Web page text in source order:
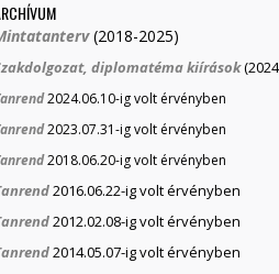
(2018-2025)
diplomatéma kiírások
2024.06.10-ig volt érvényben
2023.07.31-ig volt érvényben
2018.06.20-ig volt érvényben
2016.06.22-ig volt érvényben
2012.02.08-ig volt érvényben
2014.05.07-ig volt érvényben